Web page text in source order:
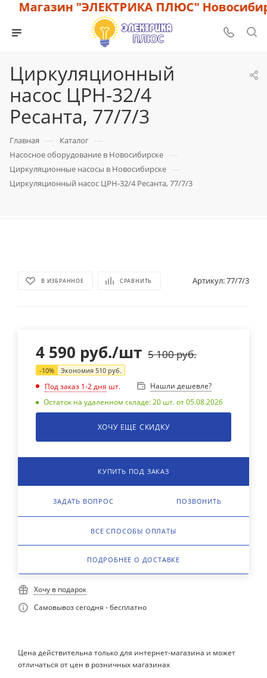
Магазин "ЭЛЕКТРИКА ПЛЮС"
Циркуляционный
насос ЦРН-32/4
Ресанта, 77/7/3
Главная — Каталог —
Насосное оборудование в Новосибирске —
Циркуляционные насосы в Новосибирске —
Циркуляционный насос ЦРН-32/4 Ресанта, 77/7/3
В ИЗБРАННОЕ СРАВНИТЬ Артикул:77/7/3
4 590 руб./шт 5 100руб.
-10% Экономия 510 руб.
Под заказ 1-2 дня шт.
Нашли дешевле?
Остаток на удаленном складе: 20 шт. от 05.08.2026
ХОЧУ ЕЩЕ СКИДКУ
КУПИТЬ ПОД ЗАКАЗ
ЗАДАТЬ ВОПРОС ПОЗВОНИТЬ
ВСЕ СПОСОБЫ ОПЛАТЫ
ПОДРОБНЕЕ О ДОСТАВКЕ
Хочу в подарок
Самовывоз сегодня - бесплатно
Цена действительна только для интернет-магазина и может
отличаться от цен в розничных магазинах